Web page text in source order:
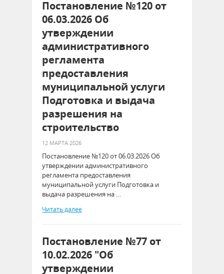
Постановление №120 от
06.03.2026 Об
утверждении
административного
регламента
предоставления
муниципальной услуги
Подготовка и выдача
разрешения на
строительство
12 МАРТА 2026
Постановление №120 от 06.03.2026 Об
утверждении административного
регламента предоставления
муниципальной услуги Подготовка и
выдача разрешения на …
Читать далее
Постановление №77 от
10.02.2026 "Об
утверждении